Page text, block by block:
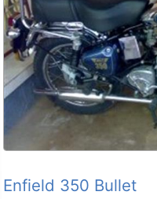
Enfield 350 Bullet